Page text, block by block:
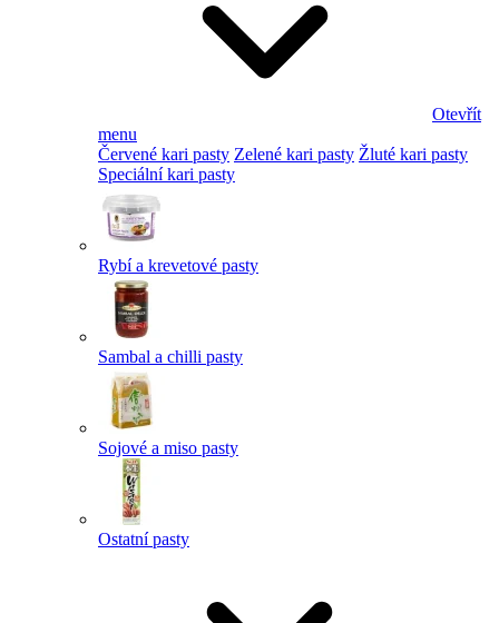
Otevřít
menu
Červené kari pasty Zelené kari pasty Žluté kari pasty
Speciální kari pasty
Rybí a krevetové pasty
Sambal a chilli pasty
Sojové a miso pasty
Ostatní pasty